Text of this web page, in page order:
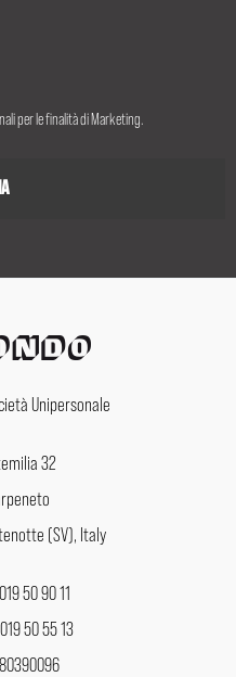
per le finalità di Marketing.
Unipersonale
32
(SV), Italy
50 90 11
50 55 13